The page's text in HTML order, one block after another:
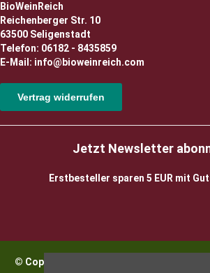
BioWeinReich
Reichenberger Str. 10
63500 Seligenstadt
Telefon: 06182 - 8435859
E-Mail: info@bioweinreich.com
Vertrag widerrufen
Jetzt Newsletter
Erstbesteller sparen 5 EUR mit
© Copyright 2026 BioWeinReich. Alle